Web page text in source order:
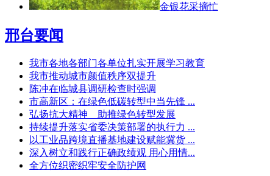
金银花采摘忙
邢台要闻
我市各地各部门各单位扎实开展学习教育
我市推动城市颜值秩序双提升
陈冲在临城县调研检查时强调
市高新区：在绿色低碳转型中当先锋 ...
弘扬抗大精神 助推绿色转型发展
持续提升落实省委决策部署的执行力 ...
以工业品跨境直播基地建设赋能冀货 ...
深入树立和践行正确政绩观 用心用情...
全方位织密织牢安全防护网